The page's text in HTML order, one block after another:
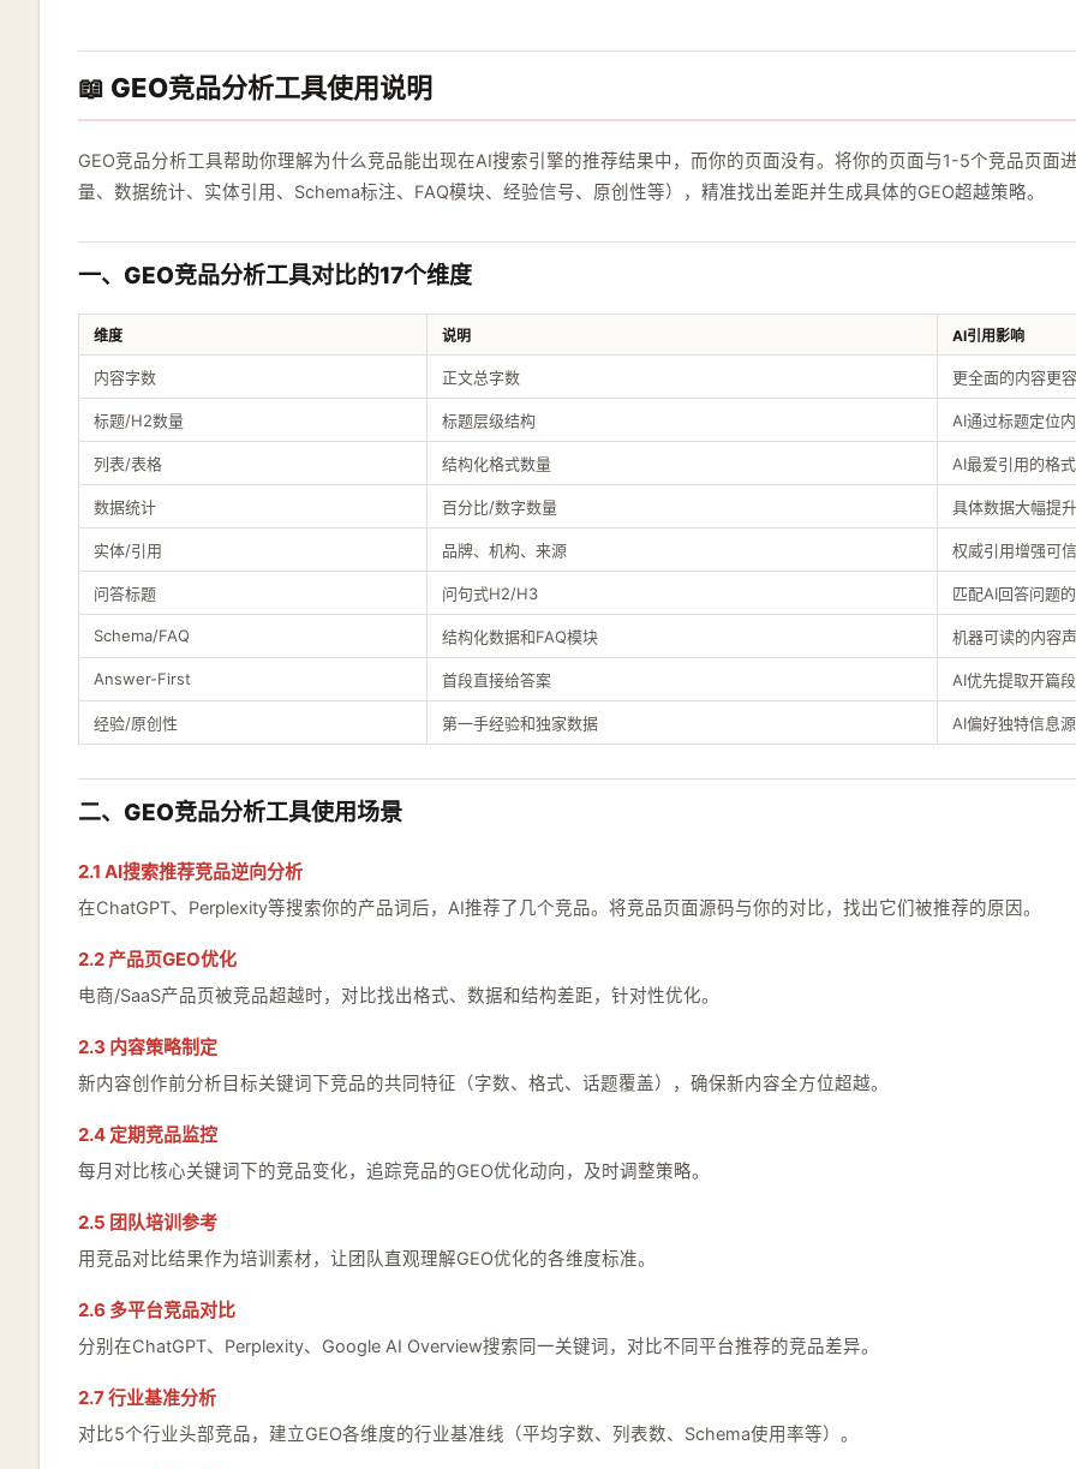
📖 GEO竞品分析工具使用说明
GEO竞品分析工具帮助你理解为什么竞品能出现在AI搜索引擎的推荐结果中，而你的页面没有。将你的页面与1-5个竞品页面
量、数据统计、实体引用、Schema标注、FAQ模块、经验信号、原创性等），精准找出差距并生成具体的GEO超越策略。
一、GEO竞品分析工具对比的17个维度
维度 说明 AI引用影响
内容字数 正文总字数 更全面的内容更
标题/H2数量 标题层级结构 AI通过标题定位
列表/表格 结构化格式数量 AI最爱引用的格式
数据统计 百分比/数字数量 具体数据大幅提
实体/引用 品牌、机构、来源 权威引用增强可
问答标题 问句式H2/H3 匹配AI回答问题
Schema/FAQ 结构化数据和FAQ模块 机器可读的内容
Answer-First 首段直接给答案 AI优先提取开篇
经验/原创性 第一手经验和独家数据 AI偏好独特信息源
二、GEO竞品分析工具使用场景
2.1 AI搜索推荐竞品逆向分析
在ChatGPT、Perplexity等搜索你的产品词后，AI推荐了几个竞品。将竞品页面源码与你的对比，找出它们被推荐的原因。
2.2 产品页GEO优化
电商/SaaS产品页被竞品超越时，对比找出格式、数据和结构差距，针对性优化。
2.3 内容策略制定
新内容创作前分析目标关键词下竞品的共同特征（字数、格式、话题覆盖），确保新内容全方位超越。
2.4 定期竞品监控
每月对比核心关键词下的竞品变化，追踪竞品的GEO优化动向，及时调整策略。
2.5 团队培训参考
用竞品对比结果作为培训素材，让团队直观理解GEO优化的各维度标准。
2.6 多平台竞品对比
分别在ChatGPT、Perplexity、Google AI Overview搜索同一关键词，对比不同平台推荐的竞品差异。
2.7 行业基准分析
对比5个行业头部竞品，建立GEO各维度的行业基准线（平均字数、列表数、Schema使用率等）。